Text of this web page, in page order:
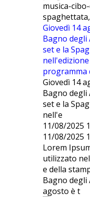
musica-
spaghettata,
Giovedì 14
Bagno degli
set e la
nell'edizione
programma
Giovedì 14
Bagno degli
set e la
nell'e
11/08/2025
11/08/2025
Lorem
utilizzato
e della
Bagno degli
agosto è t